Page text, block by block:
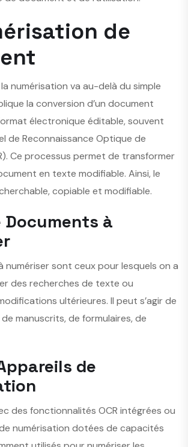
de
numérisation va au-delà du simple
la conversion d’un document
électronique éditable, souvent
de Reconnaissance Optique de
Ce processus permet de transformer
en texte modifiable. Ainsi, le
copiable et modifiable.
Documents à
numériser sont ceux pour lesquels on a
des recherches de texte ou
ultérieures. Il peut s’agir de
manuscrits, de formulaires, de
de
des fonctionnalités OCR intégrées ou
numérisation dotées de capacités